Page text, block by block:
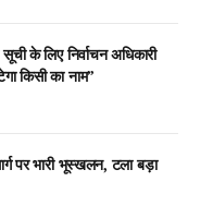
के लिए निर्वाचन अधिकारी
किसी का नाम”
पर भारी भूस्खलन, टला बड़ा